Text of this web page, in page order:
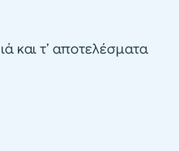
και τ’ αποτελέσματα